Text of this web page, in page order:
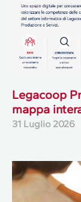
Legacoop
mappa
31 Luglio 2026